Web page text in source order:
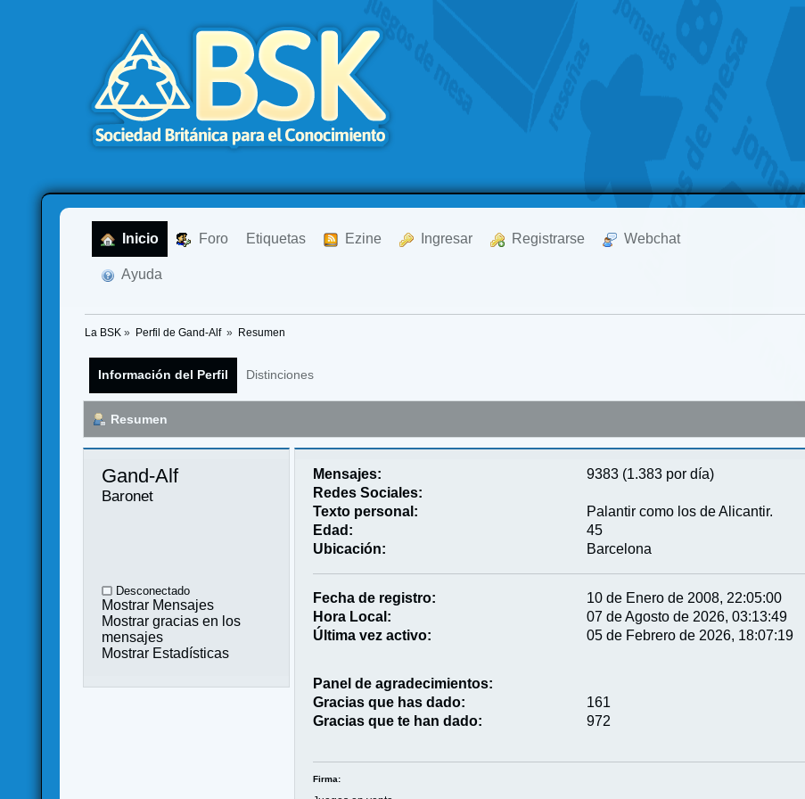
Inicio Foro Etiquetas Ezine Ingresar Registrarse Webchat
Ayuda
La BSK » Perfil de Gand-Alf » Resumen
Información del Perfil Distinciones
Resumen
Gand-Alf
Baronet
Desconectado
Mostrar Mensajes
Mostrar gracias en los
mensajes
Mostrar Estadísticas
Mensajes:
9383 (1.383 por día)
Redes Sociales:
Texto personal:
Palantir como los de Alicantir.
Edad:
45
Ubicación:
Barcelona
Fecha de registro:
10 de Enero de 2008, 22:05:00
Hora Local:
07 de Agosto de 2026, 03:13:49
Última vez activo:
05 de Febrero de 2026, 18:07:19
Panel de agradecimientos:
Gracias que has dado:
161
Gracias que te han dado:
972
Firma: